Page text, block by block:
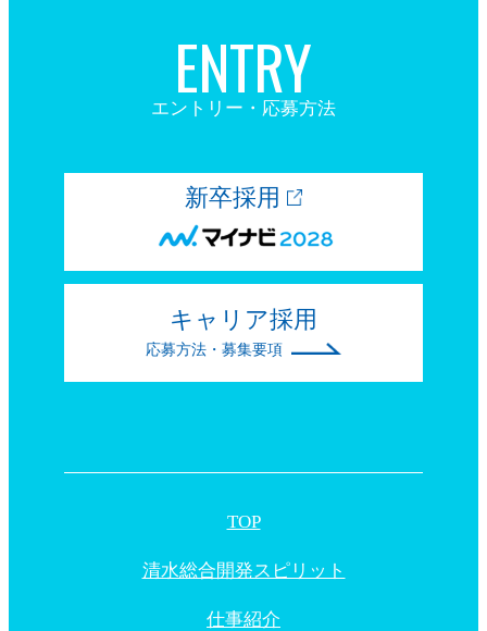
ENTRY
エントリー・応募方法
新卒採用
キャリア採用
応募方法・募集要項
TOP
清水総合開発スピリット
仕事紹介